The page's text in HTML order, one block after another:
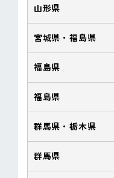
山形県
宮城県・福島県
福島県
福島県
群馬県・栃木県
群馬県